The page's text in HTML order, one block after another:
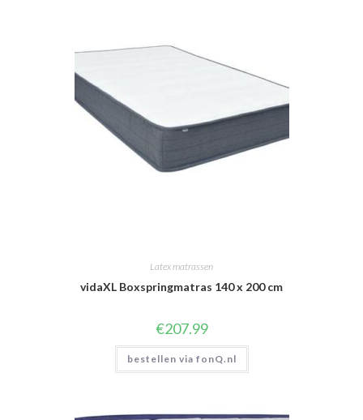
Latex matrassen
vidaXL Boxspringmatras 140 x 200 cm
€207.99
bestellen via fonQ.nl